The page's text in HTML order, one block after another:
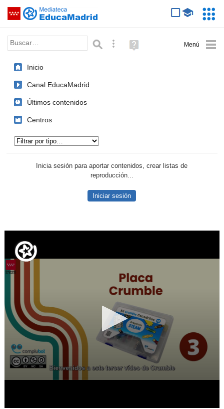
Saltar navegación
Palabra o frase: Búsqueda avanzada
Ayuda
(en
Inicio
Canal EducaMadrid
Últimos contenidos
Centros
Inicia sesión para aportar contenidos, crear listas de
reproducción...
Iniciar sesión